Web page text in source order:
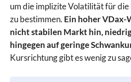
um die implizite Volatilität für die
zu bestimmen. Ein hoher VDax-
nicht stabilen Markt hin,
hingegen auf geringe
Kursrichtung gibt es wenig zu